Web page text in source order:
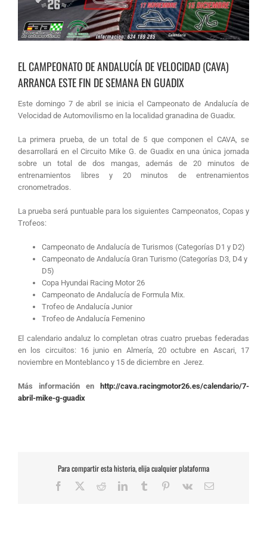
EL CAMPEONATO DE ANDALUCÍA DE VELOCIDAD (CAVA)
ARRANCA ESTE FIN DE SEMANA EN GUADIX
Este domingo 7 de abril se inicia el Campeonato de Andalucía de
Velocidad de Automovilismo en la localidad granadina de Guadix.
La primera prueba, de un total de 5 que componen el CAVA, se
desarrollará en el Circuito Mike G. de Guadix en una única jornada
sobre un total de dos mangas, además de 20 minutos de
entrenamientos libres y 20 minutos de entrenamientos
cronometrados.
La prueba será puntuable para los siguientes Campeonatos, Copas y
Trofeos:
Campeonato de Andalucía de Turismos (Categorías D1 y D2)
Campeonato de Andalucía Gran Turismo (Categorías D3, D4 y
D5)
Copa Hyundai Racing Motor 26
Campeonato de Andalucía de Formula Mix.
Trofeo de Andalucía Junior
Trofeo de Andalucía Femenino
El calendario andaluz lo completan otras cuatro pruebas federadas
en los circuitos: 16 junio en Almería, 20 octubre en Ascari, 17
noviembre en Monteblanco y 15 de diciembre en Jerez.
Más información en
http://cava.racingmotor26.es/calendario/7-
abril-mike-g-guadix
Para compartir esta historia, elija cualquier plataforma
Facebook RedditLinkedInTumblr Pinterest
Vk
Correo